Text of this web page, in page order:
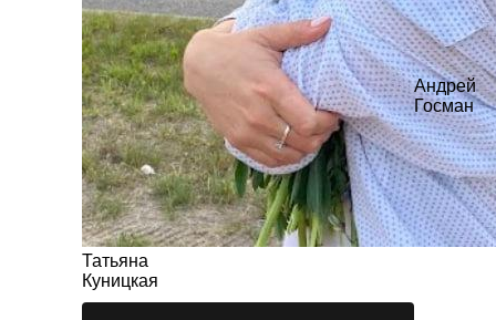
Татьяна
Куницкая
Андрей
Госман